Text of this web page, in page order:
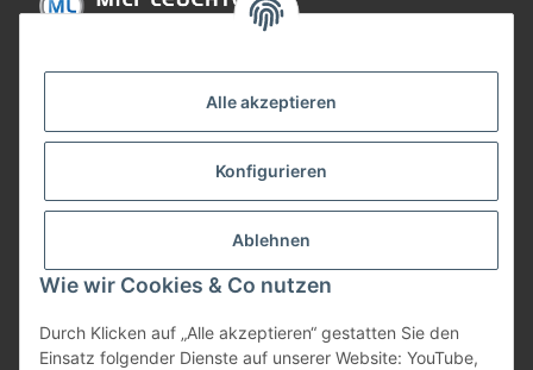
Alle akzeptieren
Konfigurieren
Ablehnen
Wie wir Cookies & Co nutzen
Durch Klicken auf „Alle akzeptieren“ gestatten Sie den
Einsatz folgender Dienste auf unserer Website: YouTube,
Gesetzliche Informationen
Bezahlung